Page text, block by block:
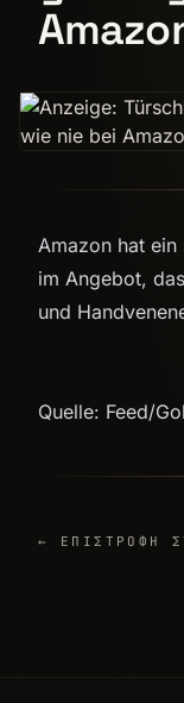
Amazon hat ein
im Angebot,
und
Quelle: Feed/
← ΕΠΙΣΤΡΟΦΉ